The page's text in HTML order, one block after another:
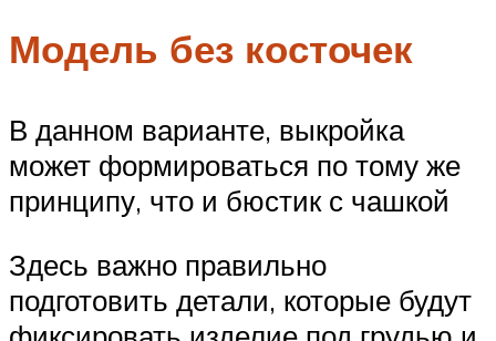
Модель без косточек
В данном варианте, выкройка
может формироваться по тому же
принципу, что и бюстик с чашкой
Здесь важно правильно
подготовить детали, которые будут